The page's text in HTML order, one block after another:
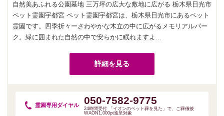
自然美あふれる公園墓地 三万坪の広大な敷地に広がる 栃木県日光市
ペット霊園宇都宮 ペット霊園宇都宮は、栃木県日光市にあるペット
霊園です。四季折々ーさわやかな木立の中に広がるメモリアルパー
ク。緑に囲まれた自然の中で安らかに眠れますよ...
詳細を見る
霊園専用 ダイヤル 050-7582-9775
24時間受付 「イオンのペット葬を見た」で、ご葬儀後
WAON1,000pt進呈対象